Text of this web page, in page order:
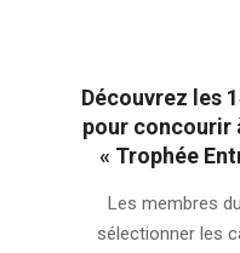
Découvrez les
pour concourir
« Trophée
Les membres
sélectionner les